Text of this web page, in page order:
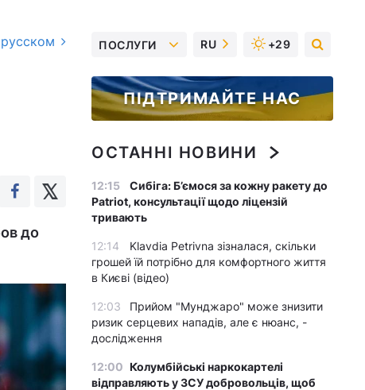
до
ПОСЛУГИ RU +29
ПІДТРИМАЙТЕ НАС
ОСТАННІ НОВИНИ
12:15
Сибіга: Б’ємося за кожну ракету до
Patriot, консультації щодо ліцензій
тривають
12:14
Klavdia Petrivna зізналася, скільки
грошей їй потрібно для комфортного життя
в Києві (відео)
12:03
Прийом "Мунджаро" може знизити
ризик серцевих нападів, але є нюанс, -
дослідження
12:00 Колумбійські наркокартелі
відправляють у ЗСУ добровольців, щоб